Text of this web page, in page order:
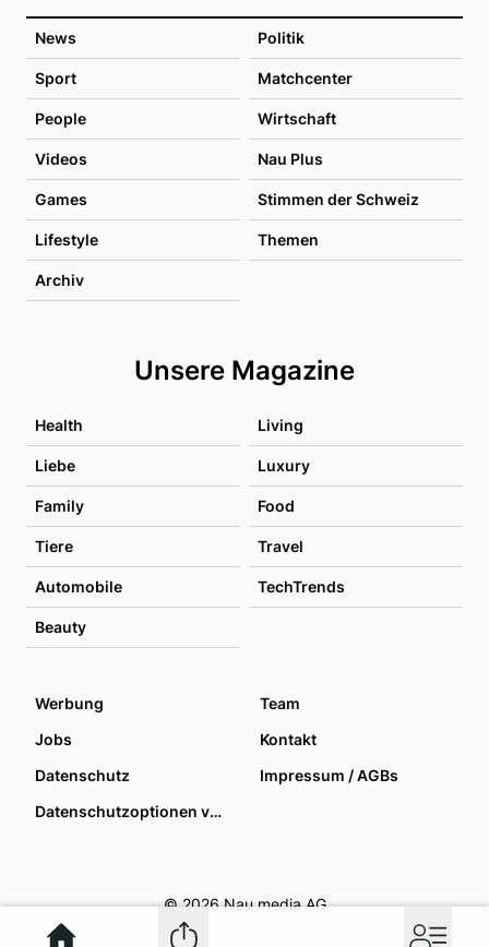
News Politik
Sport Matchcenter
People Wirtschaft
Videos Nau Plus
Games Stimmen der Schweiz
Lifestyle Themen
Archiv
Unsere Magazine
Health Living
Liebe Luxury
Family Food
Tiere Travel
Automobile TechTrends
Beauty
Werbung
Team
Jobs
Kontakt
Datenschutz
Impressum / AGBs
Datenschutzoptionen verwalten
© 2026 Nau media AG